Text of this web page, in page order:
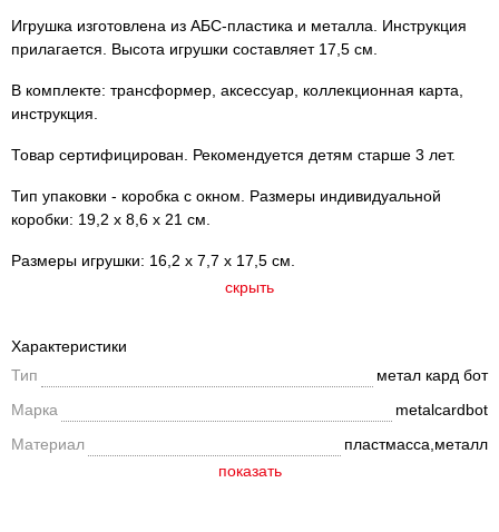
Игрушка изготовлена из АБС-пластика и металла. Инструкция
прилагается. Высота игрушки составляет 17,5 см.
В комплекте: трансформер, аксессуар, коллекционная карта,
инструкция.
Товар сертифицирован. Рекомендуется детям старше 3 лет.
Тип упаковки - коробка с окном. Размеры индивидуальной
коробки: 19,2 х 8,6 х 21 см.
Размеры игрушки: 16,2 х 7,7 х 17,5 см.
скрыть
Характеристики
Тип
метал кард бот
Марка
metalcardbot
Материал
пластмасса,металл